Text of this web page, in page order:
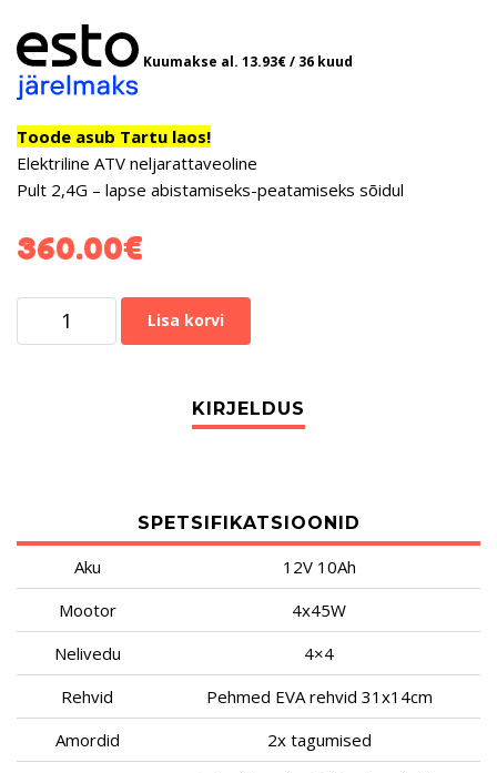
Kuumakse al. 13.93€/ 36 kuud
Toode asub Tartu laos!
Elektriline ATV neljarattaveoline
Pult 2,4G – lapse abistamiseks-peatamiseks sõidul
360.00€
Lisa korvi
SPETSIFIKATSIOONID
Aku
12V 10Ah
Mootor
4x45W
Nelivedu
4×4
Rehvid
Pehmed EVA rehvid 31x14cm
Amordid
2x tagumised